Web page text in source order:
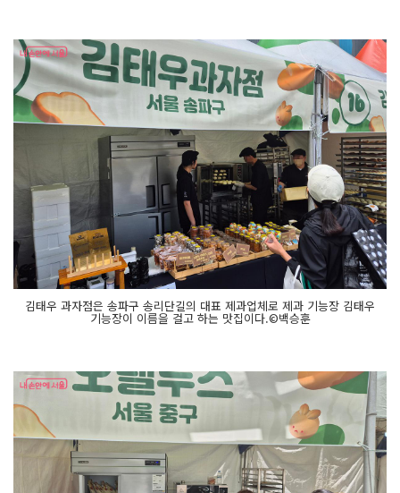
김태우 과자점은 송파구 송리단길의 대표 제과업체로 제과 기능장 김태우
기능장이 이름을 걸고 하는 맛집이다.©백승훈